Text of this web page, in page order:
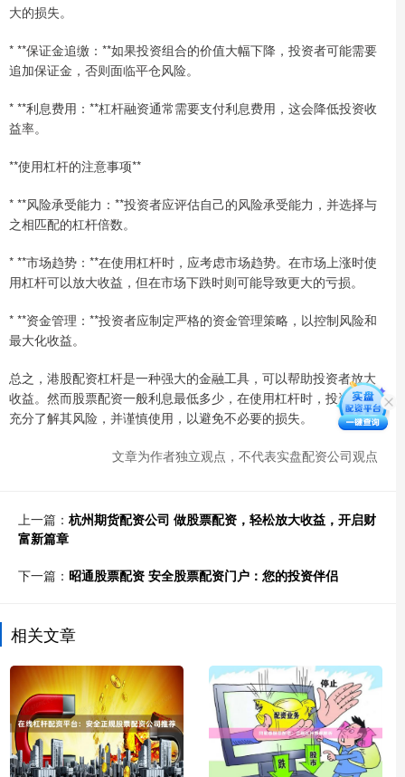
大的损失。
* **保证金追缴：**如果投资组合的价值大幅下降，投资者可能需要
追加保证金，否则面临平仓风险。
* **利息费用：**杠杆融资通常需要支付利息费用，这会降低投资收
益率。
**使用杠杆的注意事项**
* **风险承受能力：**投资者应评估自己的风险承受能力，并选择与
之相匹配的杠杆倍数。
* **市场趋势：**在使用杠杆时，应考虑市场趋势。在市场上涨时使
用杠杆可以放大收益，但在市场下跌时则可能导致更大的亏损。
* **资金管理：**投资者应制定严格的资金管理策略，以控制风险和
最大化收益。
总之，港股配资杠杆是一种强大的金融工具，可以帮助投资者放大
收益。然而股票配资一般利息最低多少，在使用杠杆时，投资者应
充分了解其风险，并谨慎使用，以避免不必要的损失。
文章为作者独立观点，不代表实盘配资公司观点
上一篇： 杭州期货配资公司 做股票配资，轻松放大收益，开启财
富新篇章
下一篇： 昭通股票配资 安全股票配资门户：您的投资伴侣
相关文章